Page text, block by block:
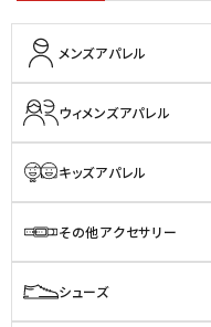
メンズアパレル
ウィメンズアパレル
キッズアパレル
その他アクセサリー
シューズ